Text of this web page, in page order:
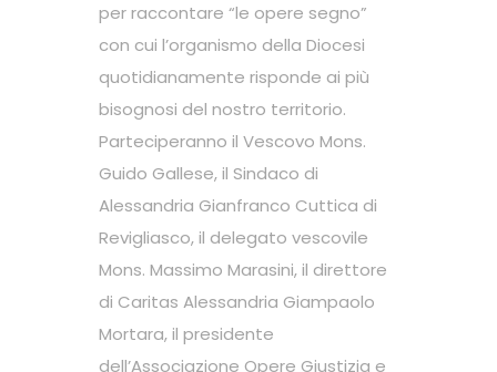
per raccontare “le opere segno”
con cui l’organismo della Diocesi
quotidianamente risponde ai più
bisognosi del nostro territorio.
Parteciperanno il Vescovo Mons.
Guido Gallese, il Sindaco di
Alessandria Gianfranco Cuttica di
Revigliasco, il delegato vescovile
Mons. Massimo Marasini, il direttore
di Caritas Alessandria Giampaolo
Mortara, il presidente
dell’Associazione Opere Giustizia e